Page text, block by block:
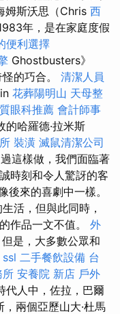
姆斯沃思（Chris 西
年，是在家庭度假
便利選擇
Ghostbusters》
的巧合。 清潔人員
花葬陽明山 天母整
眼科推薦 會計師事
哈羅德·拉米斯
裝潢 滅鼠清潔公司
這樣做，我們面臨著
時刻和令人驚訝的客
後來的喜劇中一樣。
活，但與此同時，
作品一文不值。 外
但是，大多數公眾和
ssl 二手餐飲設備 台
所 安養院 新店 戶外
代人中，佐拉，巴爾
，兩個亞歷山大·杜馬